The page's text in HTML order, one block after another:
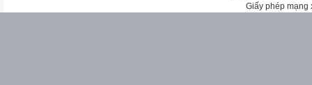
Giấy phép mạng